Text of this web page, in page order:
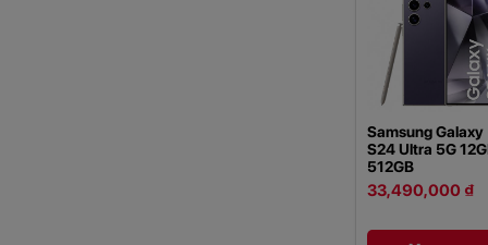
Samsung Galaxy
S24 Ultra 5G
512GB
33,490,000 ₫